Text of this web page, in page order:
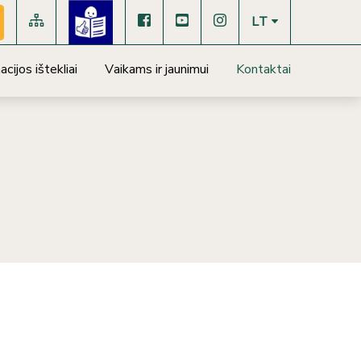
LT
ištekliai Vaikams ir jaunimui Kontaktai